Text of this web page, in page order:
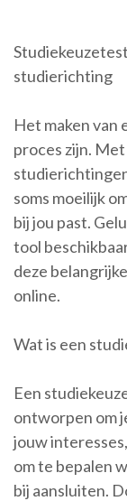
studierichting
Het maken van
proces zijn.
soms moeilijk
bij jou past.
tool
deze
online.
Wat is een
Een
ontworpen om
jouw
om te bepalen
bij aansluiten.